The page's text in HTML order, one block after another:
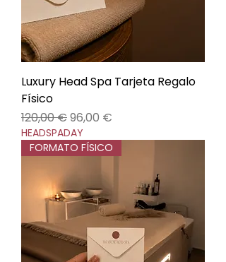
Luxury Head Spa Tarjeta Regalo
Físico
Precio
120,00 €Precio de oferta
96,00 €
HEADSPADAY
FORMATO FÍSICO